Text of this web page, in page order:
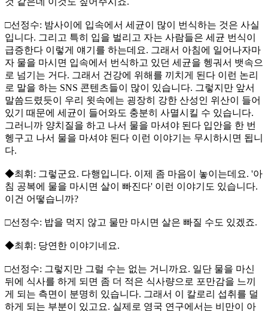
□선정수: 밤사이에 입속에서 세균이 많이 번식하는 것은 사실
입니다. 그리고 특히 입을 벌리고 자는 사람들은 세균 번식이
급증한다 이렇게 얘기를 하는데요. 그래서 아침에 일어나자마
자 물을 마시면 입속에서 번식하고 있던 세균을 헹궈서 뱃속으
로 넘기는 거다. 그래서 건강에 위해를 끼치게 된다 이런 논리
로 말을 하는 SNS 콘텐츠들이 많이 있습니다. 그렇지만 앞서
말씀드렸듯이 우리 윗속에는 굉장히 강한 산성인 위산이 들어
있기 때문에 세균이 들어와도 충분히 사멸시킬 수 있습니다.
그러니까 양치질을 하고 나서 물을 마셔야 된다 입안을 한 번
헹구고 나서 물을 마셔야 된다 이런 이야기는 무시하시면 됩니
다.
◆최휘: 그렇군요. 다행입니다. 이제 좀 마음이 놓이는데요. '아
침 공복에 물을 마시면 살이 빠진다' 이런 이야기도 있습니다.
이건 어떻습니까?
□선정수: 밥을 먹지 않고 물만 마시면 살은 빠질 수도 있겠죠.
◆최휘: 당연한 이야기네요.
□선정수: 그렇지만 그럴 수는 없는 거니까요. 일단 물을 마신
뒤에 식사를 하게 되면 좀 더 적은 식사량으로 포만감을 느끼
게 되는 측면이 분명히 있습니다. 그래서 이 칼로리 섭취를 덜
하게 되는 부분이 있고요. 실제로 영국 연구에서는 비만이 아